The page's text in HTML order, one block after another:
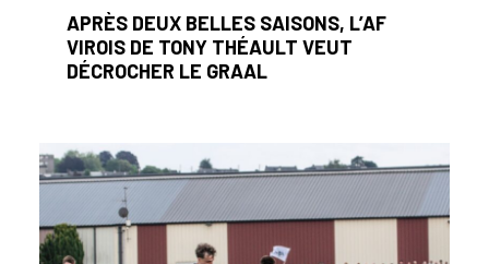
APRÈS DEUX BELLES SAISONS, L’AF
VIROIS DE TONY THÉAULT VEUT
DÉCROCHER LE GRAAL